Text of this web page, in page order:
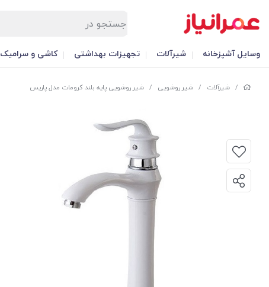
وسایل آشپزخانه شیرآلات تجهیزات بهداشتی کاشی و سرامیک
/ شیرآلات / شیر روشویی / شیر روشویی پایه بلند کرومات مدل پاریس